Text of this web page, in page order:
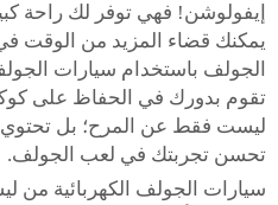
إيفولوشن! فهي توفر لك راحة
يمكنك قضاء المزيد من الوقت
الجولف باستخدام سيارات
تقوم بدورك في الحفاظ على
ليست فقط عن المرح؛ بل
تحسن تجربتك في لعب الجولف.
سيارات الجولف الكهربائية من